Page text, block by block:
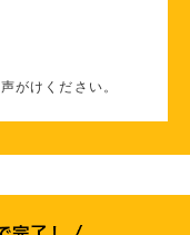
がけください。